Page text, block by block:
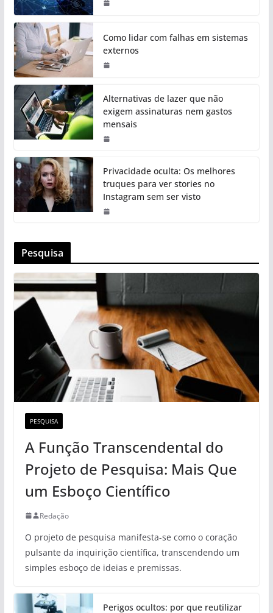
Como lidar com falhas em sistemas
externos
Alternativas de lazer que não
exigem assinaturas nem gastos
mensais
Privacidade oculta: Os melhores
truques para ver stories no
Instagram sem ser visto
Pesquisa
PESQUISA
A Função Transcendental do
Projeto de Pesquisa: Mais Que
um Esboço Científico
Redação
O projeto de pesquisa manifesta-se como o coração
pulsante da inquirição científica, transcendendo um
simples esboço de ideias e premissas.
Perigos ocultos: por que reutilizar